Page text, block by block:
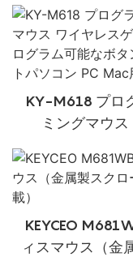
KY-M618 プロ
ミングマウ
プロ光学式
KEYCEO
ィスマウス（金